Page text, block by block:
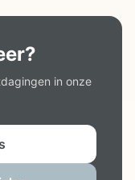
in onze